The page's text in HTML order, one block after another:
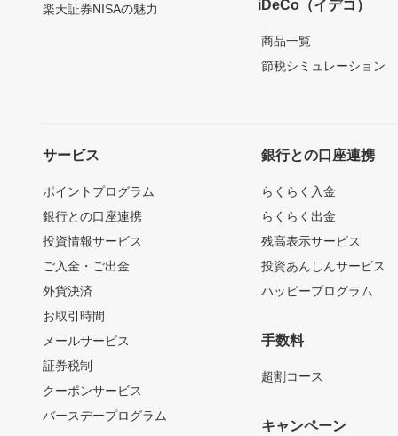
楽天証券NISAの魅力 iDeCo（イデコ）
商品一覧
節税シミュレーション
サービス
ポイントプログラム
銀行との口座連携
投資情報サービス
ご入金・ご出金
外貨決済
お取引時間
メールサービス
証券税制
クーポンサービス
バースデープログラム
銀行との口座連携
らくらく入金
らくらく出金
残高表示サービス
投資あんしんサービス
ハッピープログラム
手数料
超割コース
キャンペーン